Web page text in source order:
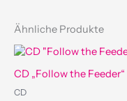
Ähnliche Produkte
CD „Follow the Feeder“
CD